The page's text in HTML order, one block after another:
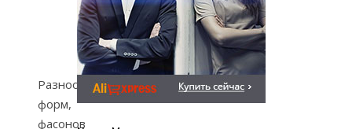
Разнообразие
форм,
фасонов